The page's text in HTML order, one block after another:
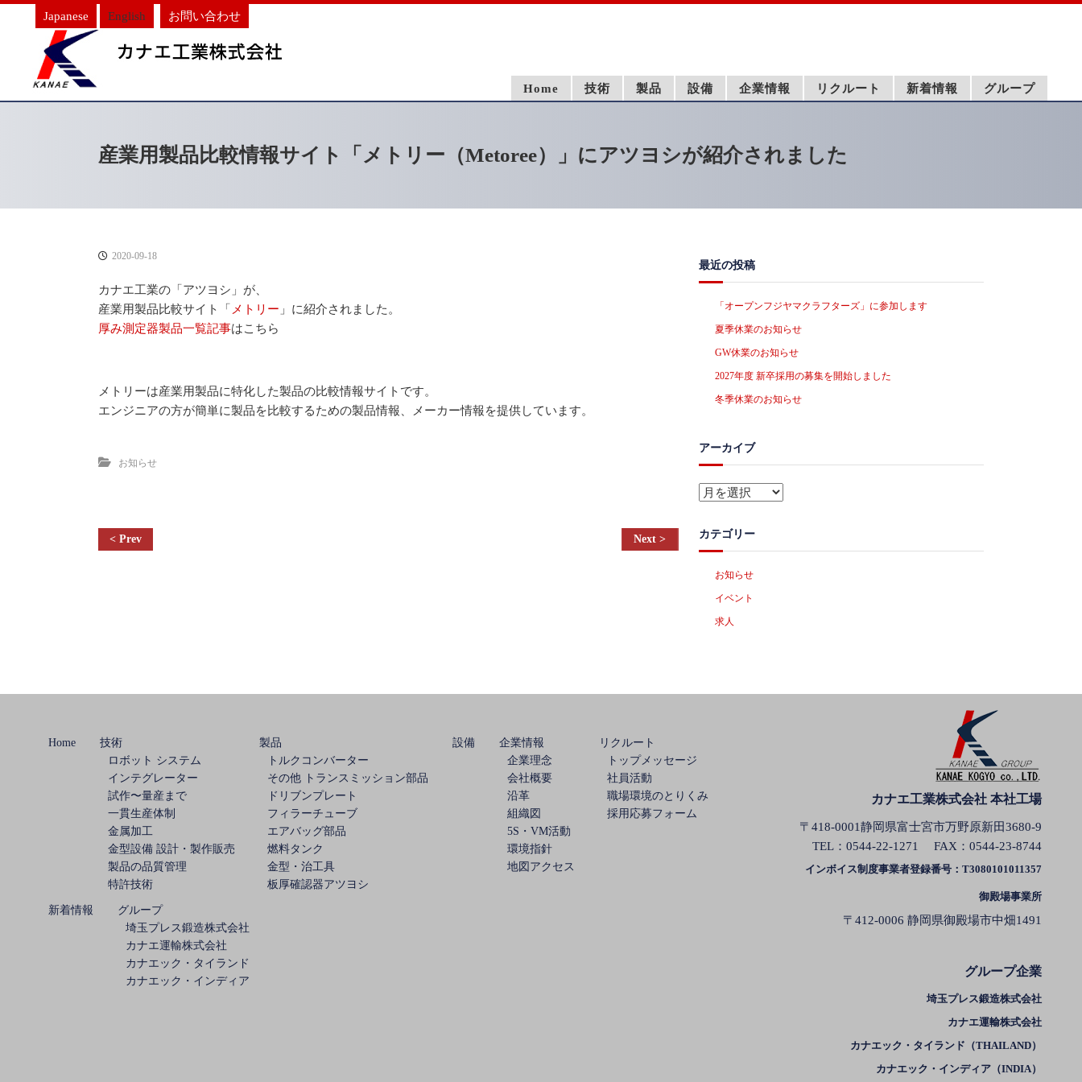
English
Japanese お問い合わせ
Home 技術 製品 設備 企業情報 リクルート 新着情報 グループ
産業用製品比較情報サイト「メトリー（Metoree）」にアツヨシが紹介されました
2020-09-18
カナエ工業の「アツヨシ」が、
産業用製品比較サイト「 メトリー 」に紹介されました。
厚み測定器製品一覧記事はこちら
メトリーは産業用製品に特化した製品の比較情報サイトです。
エンジニアの方が簡単に製品を比較するための製品情報、メーカー情報を提供しています。
お知らせ
投
ゲ
ー
シ
ョ
ン
最近の投稿
「オープンフジヤマクラフターズ」に参加します
夏季休業のお知らせ
GW休業のお知らせ
2027年度 新卒採用の募集を開始しました
冬季休業のお知らせ
アーカイブ
ア
カ
イ
カテゴリー
お知らせ
イベント
求人
カナエ工業株式会社 本社工場
〒418-0001静岡県富士宮市万野原新田3680-9
TEL： 0544-22-1271 FAX：0544-23-8744
インボイス制度事業者登録番号：T3080101011357
御殿場事業所
〒412-0006 静岡県御殿場市中畑1491
グループ企業
埼玉プレス鍛造株式会社
カナエ運輸株式会社
カナエック・タイランド（THAILAND）
カナエック・インディア（INDIA）
Home
技術
ロボット システム
インテグレーター
試作〜量産まで
一貫生産体制
金属加工
金型設備 設計・製作販売
製品の品質管理
特許技術
製品
トルクコンバーター
その他 トランスミッション部品
ドリブンプレート
フィラーチューブ
エアバッグ部品
燃料タンク
金型・治工具
板厚確認器アツヨシ
設備
企業情報
企業理念
会社概要
沿革
組織図
5S・VM活動
環境指針
地図アクセス
リクルート
トップメッセージ
社員活動
職場環境のとりくみ
採用応募フォーム
新着情報
グループ
埼玉プレス鍛造株式会社
カナエ運輸株式会社
カナエック・タイランド
カナエック・インディア